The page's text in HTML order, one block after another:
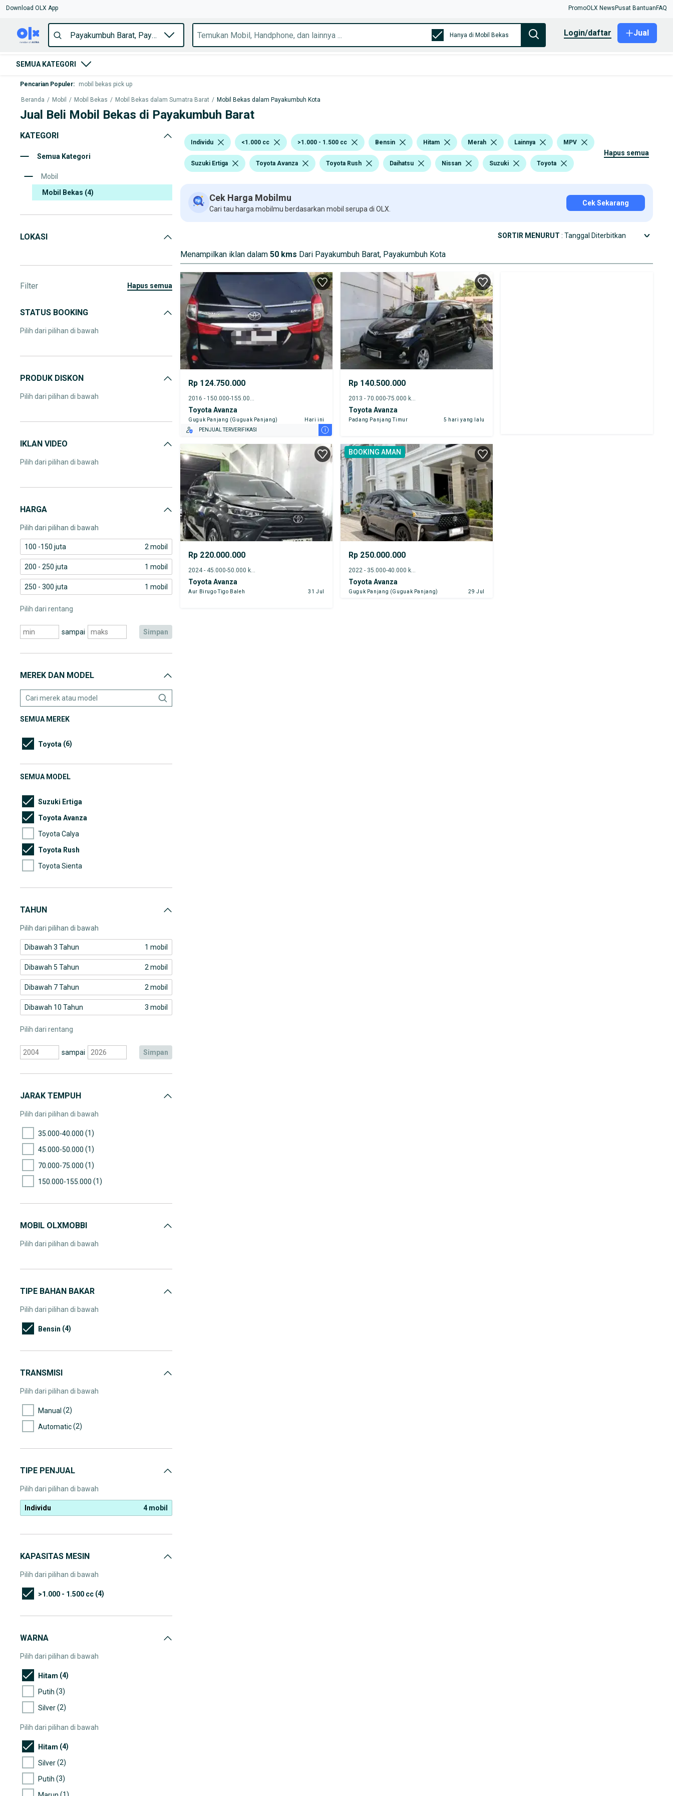
Download OLX App PromoOLX News Pusat Bantuan FAQ
Hanya di Mobil Bekas login/daftar Jual
SEMUA KATEGORI
Pencarian Populer: mobil bekas pick up
Beranda / Mobil / Mobil Bekas / Mobil Bekas dalam Sumatra Barat / Mobil Bekas dalam Payakumbuh Kota
Jual Beli Mobil Bekas di Payakumbuh Barat
KATEGORI
Semua Kategori
Mobil
Mobil Bekas (4)
LOKASI
Filter hapus semua
STATUS BOOKING
Pilih dari pilihan di bawah
PRODUK DISKON
Pilih dari pilihan di bawah
IKLAN VIDEO
Pilih dari pilihan di bawah
HARGA
Pilih dari pilihan di bawah
100 -150 juta 2 mobil
200 - 250 juta 1 mobil
250 - 300 juta 1 mobil
Pilih dari rentang
sampai simpan
MEREK DAN MODEL
SEMUA MEREK
Toyota (6)
SEMUA MODEL
Suzuki Ertiga
Toyota Avanza
Toyota Calya
Toyota Rush
Toyota Sienta
TAHUN
Pilih dari pilihan di bawah
Dibawah 3 Tahun 1 mobil
Dibawah 5 Tahun 2 mobil
Dibawah 7 Tahun 2 mobil
Dibawah 10 Tahun 3 mobil
Pilih dari rentang
sampai simpan
JARAK TEMPUH
Pilih dari pilihan di bawah
35.000-40.000 (1)
45.000-50.000 (1)
70.000-75.000 (1)
150.000-155.000 (1)
MOBIL OLXMOBBI
Pilih dari pilihan di bawah
TIPE BAHAN BAKAR
Pilih dari pilihan di bawah
Bensin (4)
TRANSMISI
Pilih dari pilihan di bawah
Manual (2)
Automatic(2)
TIPE PENJUAL
Pilih dari pilihan di bawah
Individu 4 mobil
KAPASITAS MESIN
Pilih dari pilihan di bawah
>1.000 - 1.500 cc (4)
WARNA
Pilih dari pilihan di bawah
Hitam (4)
Putih (3)
Silver(2)
Pilih dari pilihan di bawah
Hitam (4)
Silver(2)
Putih (3)
(1)
Individu <1.000 cc >1.000 - 1.500 cc Bensin Hitam Merah Lainnya MPV
Suzuki Ertiga Toyota Avanza Toyota Rush Daihatsu Nissan Suzuki Toyota
hapus semua
Cek Harga Mobilmu
Cari tau harga mobilmu berdasarkan mobil serupa di OLX.
Cek Sekarang
SORTIR MENURUT : Tanggal Diterbitkan
Menampilkan iklan dalam 50 kms Dari Payakumbuh Barat, Payakumbuh Kota
Rp 124.750.000
Toyota Avanza
Guguk Panjang (Guguak Panjang)
Hari ini
PENJUAL TERVERIFIKASI
i
Rp 140.500.000
2013 - 70.000-75.000 km
Toyota Avanza
Padang Panjang Timur 5 hari yang lalu
Rp 220.000.000
Toyota Avanza
Aur Birugo Tigo Baleh 31 Jul
BOOKING AMAN
Rp 250.000.000
2022 - 35.000-40.000 km
Toyota Avanza
Guguk Panjang (Guguak Panjang) 29 Jul